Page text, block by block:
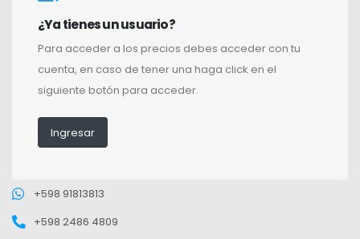
¿Ya tienes un usuario?
Para acceder a los precios debes acceder con tu
cuenta, en caso de tener una haga click en el
siguiente botón para acceder.
Ingresar
+598 91813813
+598 2486 4809